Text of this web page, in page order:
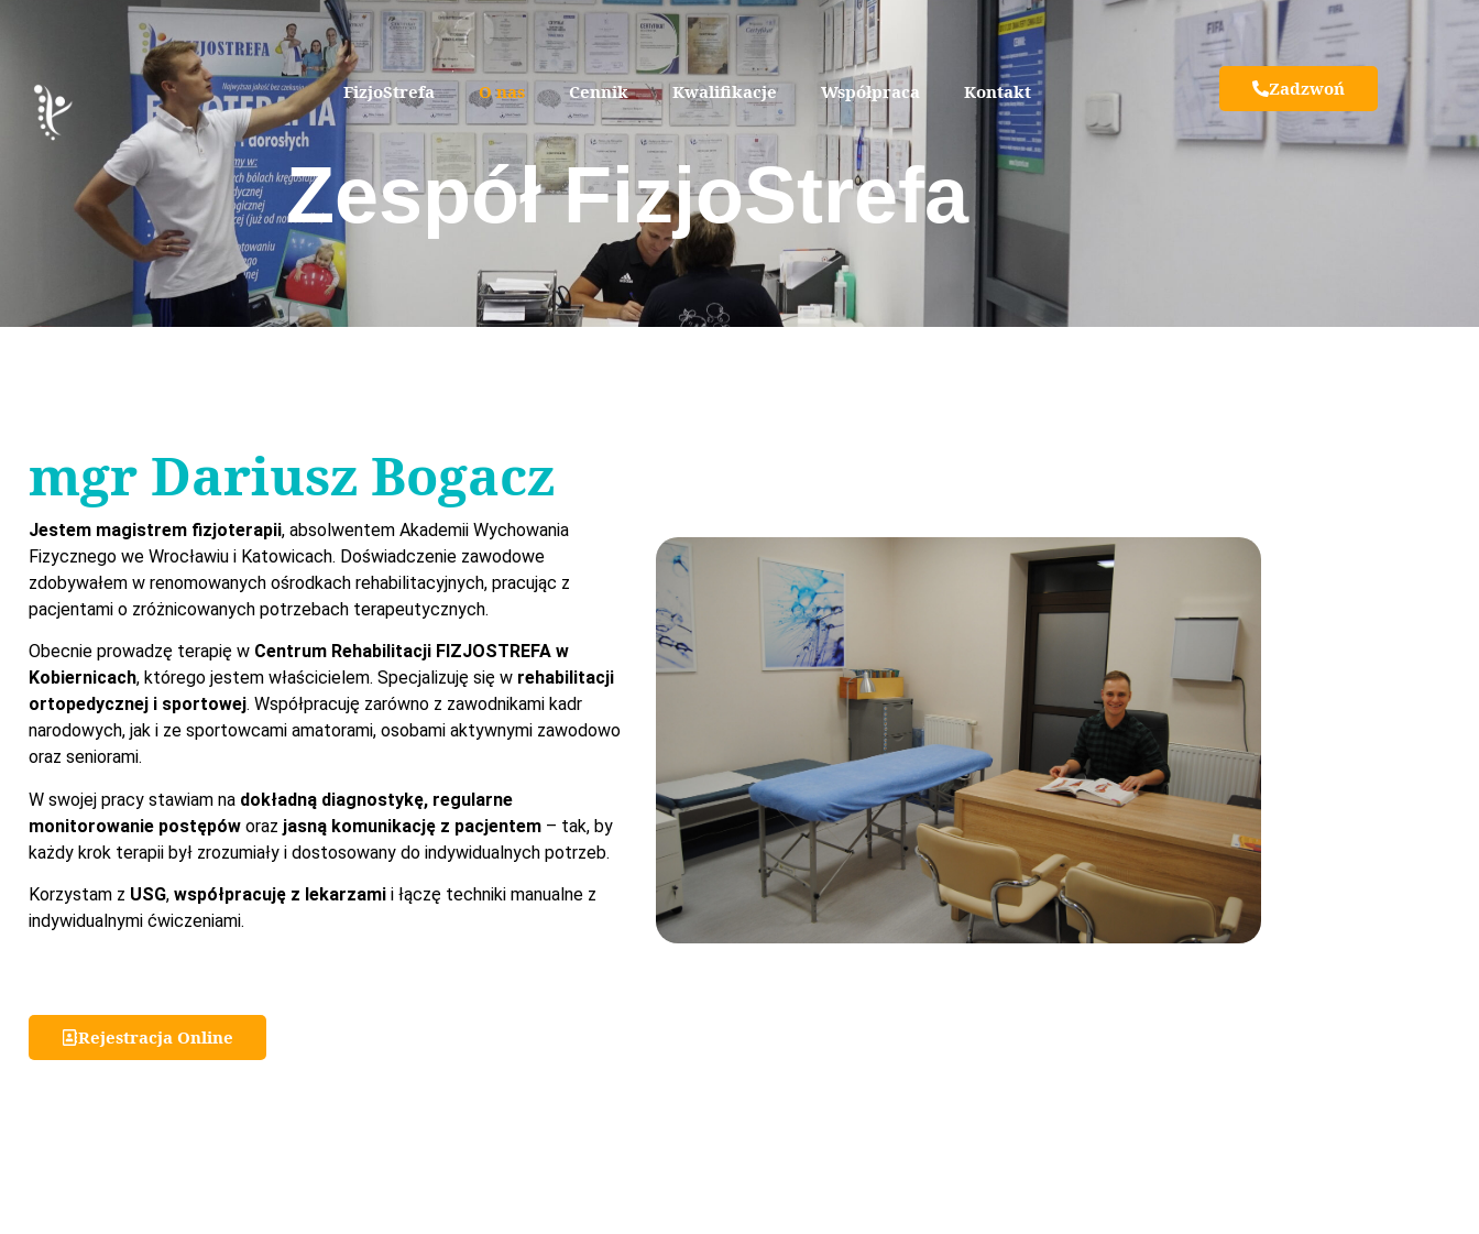
FizjoStrefa O nas Cennik Kwalifikacje Współpraca Kontakt Zadzwoń
Zespół FizjoStrefa
mgr Dariusz Bogacz
Jestem magistrem fizjoterapii, absolwentem Akademii Wychowania
Fizycznego we Wrocławiu i Katowicach. Doświadczenie zawodowe
zdobywałem w renomowanych ośrodkach rehabilitacyjnych, pracując z
pacjentami o zróżnicowanych potrzebach terapeutycznych.
Obecnie prowadzę terapię w Centrum Rehabilitacji FIZJOSTREFA w
Kobiernicach, którego jestem właścicielem. Specjalizuję się w rehabilitacji
ortopedycznej i sportowej. Współpracuję zarówno z zawodnikami kadr
narodowych, jak i ze sportowcami amatorami, osobami aktywnymi zawodowo
oraz seniorami.
W swojej pracy stawiam na dokładną diagnostykę, regularne
monitorowanie postępów oraz jasną komunikację z pacjentem – tak, by
każdy krok terapii był zrozumiały i dostosowany do indywidualnych potrzeb.
Korzystam z USG, współpracuję z lekarzami i łączę techniki manualne z
indywidualnymi ćwiczeniami.
Rejestracja Online